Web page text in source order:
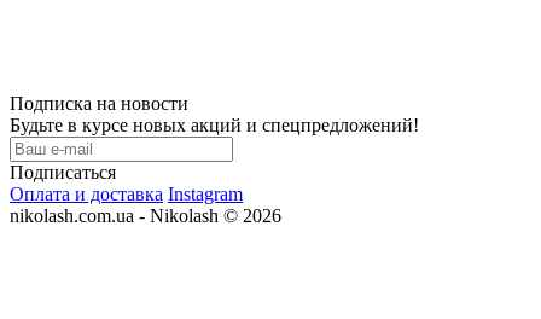
Подписка на новости
Будьте в курсе новых акций и спецпредложений!
Подписаться
Оплата и доставка Instagram
nikolash.com.ua - Nikolash © 2026